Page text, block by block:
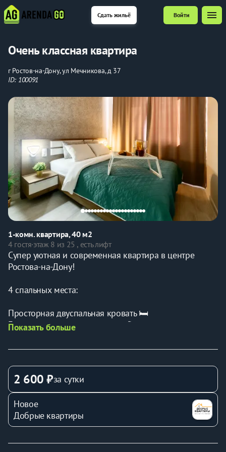
Сдать жильё Войти menu
Очень классная квартира
г Ростов-на-Дону, ул Мечникова, д 37
ID: 100091
1-комн. квартира, 40 м2
4 гостя·этаж 8 из 25 , есть лифт
Супер уютная и современная квартира в центре
Ростова-на-Дону!
4 спальных места:
Просторная двуспальная кровать 🛏️
Большой двуспальный диван 🛋️
партнеров сети ресторанов Сицилия! (вся
информация после бронирования)
Обеденный стол на 4 человека и барная стойка для
двоих 🍹
Разные варианты освещения для создания уюта или
яркой атмосферы 💡
Удобный матрас, белоснежное постельное белье,
Показать больше
2 600 ₽за сутки
Новое
Добрые квартиры